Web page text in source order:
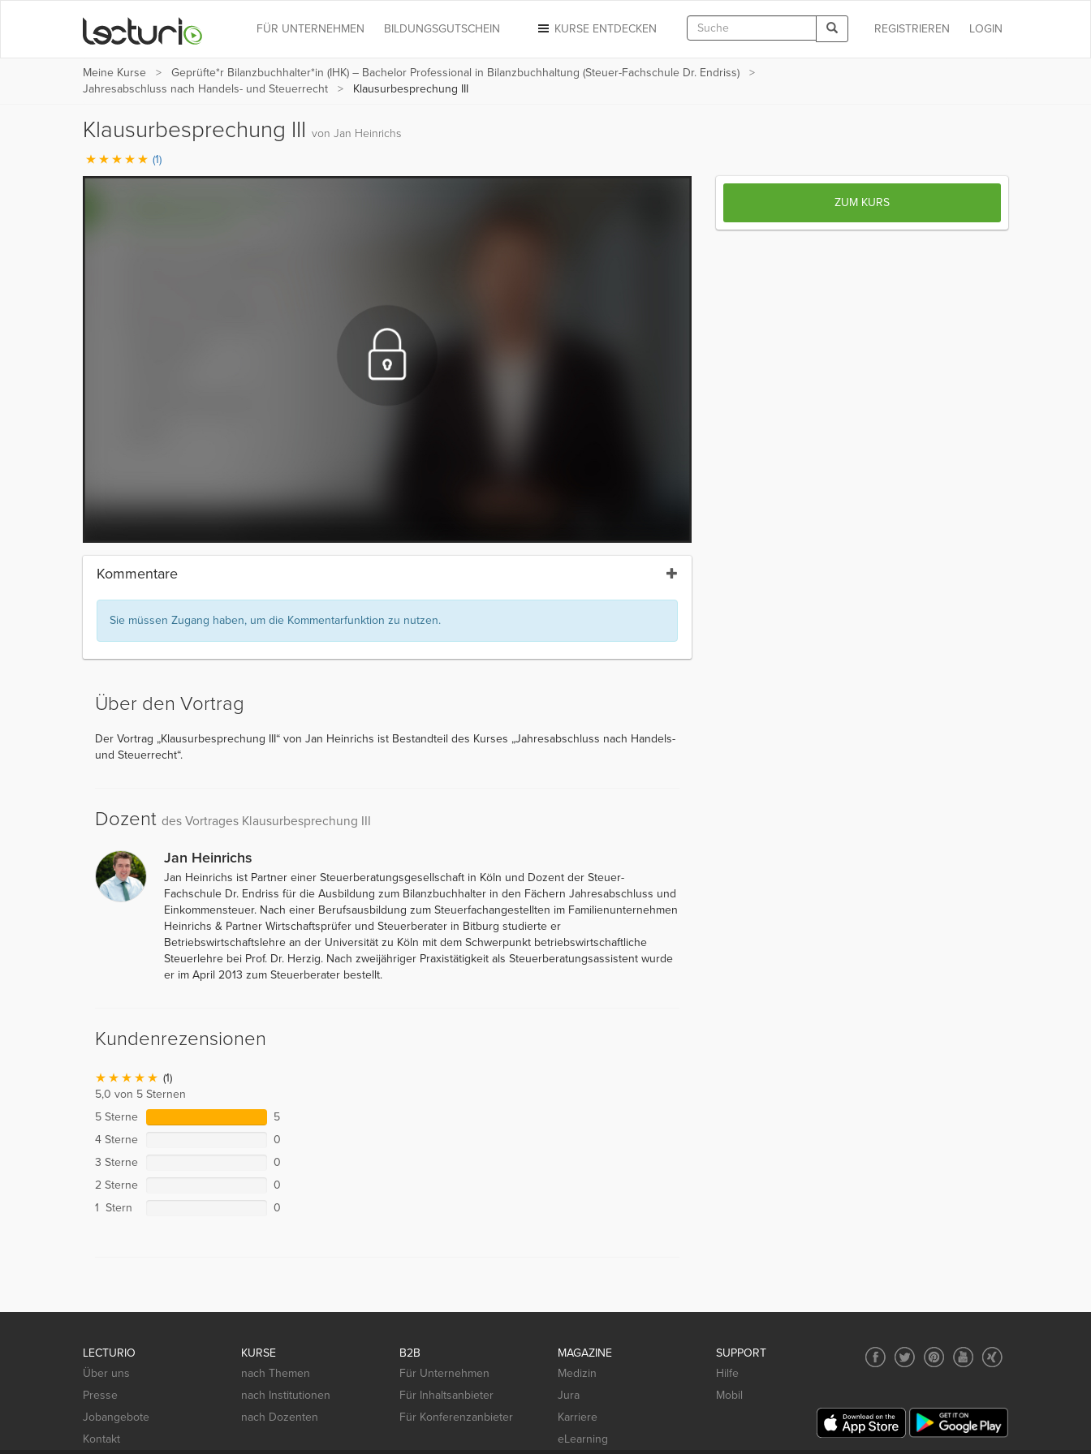
LOGIN
REGISTRIEREN
KURSE ENTDECKEN
FÜR UNTERNEHMEN BILDUNGSGUTSCHEIN
Meine Kurse
Geprüfte*r Bilanzbuchhalter*in (IHK) – Bachelor Professional in Bilanzbuchhaltung (Steuer-Fachschule Dr. Endriss)
Jahresabschluss nach Handels- und Steuerrecht
Klausurbesprechung III
Klausurbesprechung III von Jan Heinrichs
(1)
Kommentare
Sie müssen Zugang haben, um die Kommentarfunktion zu nutzen.
Über den Vortrag
Der Vortrag „Klausurbesprechung III“ von Jan Heinrichs ist Bestandteil des Kurses „Jahresabschluss nach Handels-
und Steuerrecht“.
Dozent des Vortrages Klausurbesprechung III
Jan Heinrichs
Jan Heinrichs ist Partner einer Steuerberatungsgesellschaft in Köln und Dozent der Steuer-
Fachschule Dr. Endriss für die Ausbildung zum Bilanzbuchhalter in den Fächern Jahresabschluss und
Einkommensteuer. Nach einer Berufsausbildung zum Steuerfachangestellten im Familienunternehmen
Heinrichs & Partner Wirtschaftsprüfer und Steuerberater in Bitburg studierte er
Betriebswirtschaftslehre an der Universität zu Köln mit dem Schwerpunkt betriebswirtschaftliche
Steuerlehre bei Prof. Dr. Herzig. Nach zweijähriger Praxistätigkeit als Steuerberatungsassistent wurde
er im April 2013 zum Steuerberater bestellt.
Kundenrezensionen
(1)
5,0 von 5 Sternen
5 Sterne
5
4 Sterne
0
3 Sterne
0
2 Sterne
0
1 Stern
0
ZUM KURS
LECTURIO
Über uns
Presse
Jobangebote
Kontakt
KURSE
nach Themen
nach Institutionen
nach Dozenten
B2B
Für Unternehmen
Für Inhaltsanbieter
Für Konferenzanbieter
MAGAZINE
Medizin
Jura
Karriere
eLearning
SUPPORT
Hilfe
Mobil